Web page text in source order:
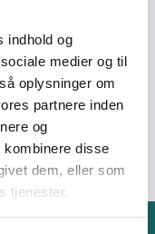
indhold og
medier og til
oplysninger om
partnere inden
og
kombinere disse
dem, eller som
tjenester.
11
-